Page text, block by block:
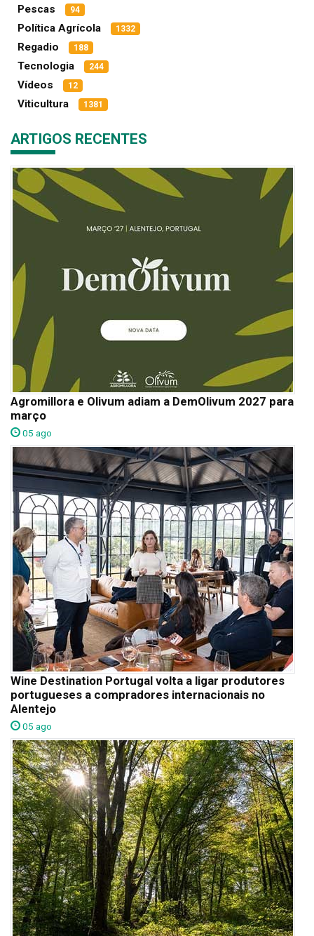
Pescas 94
Política Agrícola 1332
Regadio 188
Tecnologia 244
Vídeos 12
Viticultura 1381
ARTIGOS RECENTES
Agromillora e Olivum adiam a DemOlivum 2027 para
março
05 ago
Wine Destination Portugal volta a ligar produtores
portugueses a compradores internacionais no
Alentejo
05 ago